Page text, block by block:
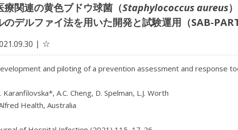
療関連の黄色ブドウ球菌（Staphylococcus aureus
のデルファイ法を用いた開発と試験運用（SAB-PART
☆
and piloting of a prevention assessment and response
Karanfilovska*, A.C. Cheng, D. Spelman, L.J. Worth
Health, Australia